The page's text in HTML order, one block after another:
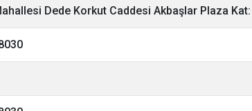
Dede Korkut Caddesi Akbaşlar Plaza